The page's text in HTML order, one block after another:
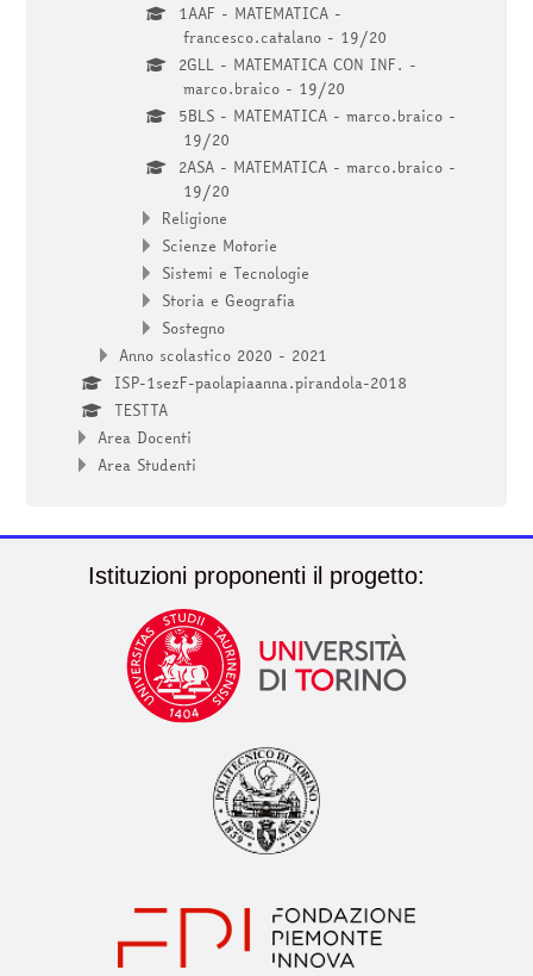
1AAF - MATEMATICA -
francesco.catalano - 19/20
2GLL - MATEMATICA CON INF. -
marco.braico - 19/20
5BLS - MATEMATICA - marco.braico -
19/20
2ASA - MATEMATICA - marco.braico -
19/20
Religione
Scienze Motorie
Sistemi e Tecnologie
Storia e Geografia
Sostegno
Anno scolastico 2020 - 2021
ISP-1sezF-paolapiaanna.pirandola-2018
TESTTA
Area Docenti
Area Studenti
Istituzioni proponenti il progetto: